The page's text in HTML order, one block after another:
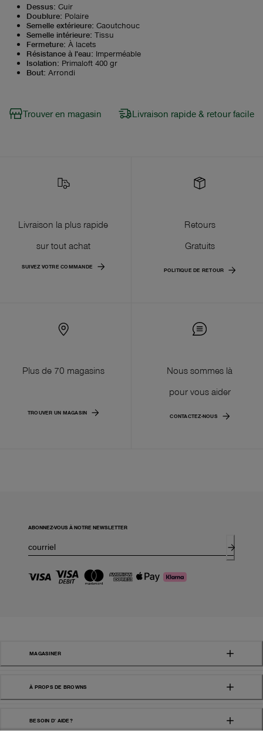
Dessus: Cuir
Doublure: Polaire
Semelle extérieure: Caoutchouc
Semelle intérieure: Tissu
Fermeture: À lacets
Résistance à l'eau: Imperméable
Isolation: Primaloft 400 gr
Bout: Arrondi
Trouver en magasin Livraison rapide & retour facile
Livraison la plus rapide
sur tout achat
SUIVEZ VOTRE COMMANDE
Retours
Gratuits
POLITIQUE DE RETOUR
Plus de 70 magasins
TROUVER UN MAGASIN
Nous sommes là
pour vous aider
CONTACTEZ-NOUS
ABONNEZ-VOUS À NOTRE NEWSLETTER
MAGASINER
À PROPS DE BROWNS
BESOIN D' AIDE?